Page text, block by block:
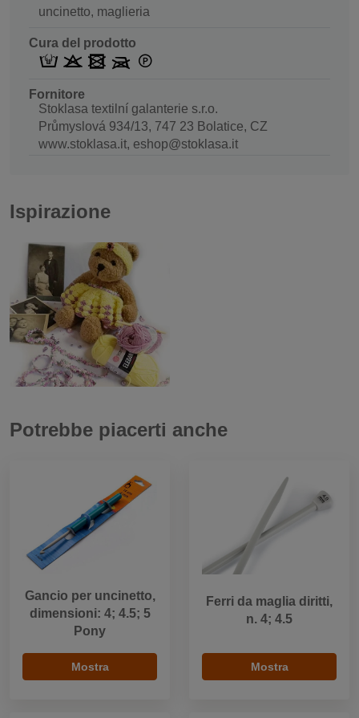
uncinetto, maglieria
Cura del prodotto
Fornitore
Stoklasa textilní galanterie s.r.o.
Průmyslová 934/13, 747 23 Bolatice, CZ
www.stoklasa.it, eshop@stoklasa.it
Ispirazione
Potrebbe piacerti anche
Gancio per uncinetto,
dimensioni: 4; 4.5; 5
Pony
Mostra
Ferri da maglia diritti,
n. 4; 4.5
Mostra